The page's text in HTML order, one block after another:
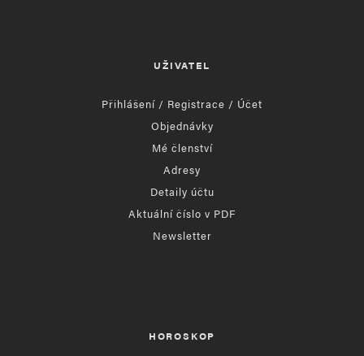
UŽIVATEL
Přihlášení / Registrace / Účet
Objednávky
Mé členství
Adresy
Detaily účtu
Aktuální číslo v PDF
Newsletter
HOROSKOP